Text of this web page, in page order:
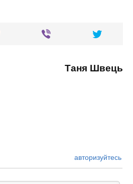
Таня Швець
авторизуйтесь